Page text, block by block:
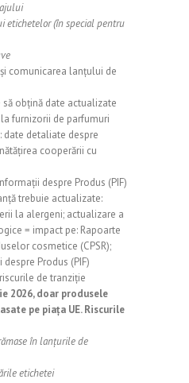
etichetelor (în special pentru
comunicarea lanțului de
obțină date actualizate
furnizorii de parfumuri
date detaliate despre
cooperării cu
despre Produs (PIF)
trebuie actualizate:
la alergeni; actualizare a
= impact pe: Rapoarte
cosmetice (CPSR);
Produs (PIF)
de tranziție
2026, doar produsele
pe piața UE. Riscurile
în lanțurile de
etichetei